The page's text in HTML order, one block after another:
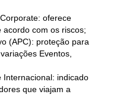
: oferece
com os riscos;
(APC): proteção para
Eventos,
Internacional: indicado
que viajam a